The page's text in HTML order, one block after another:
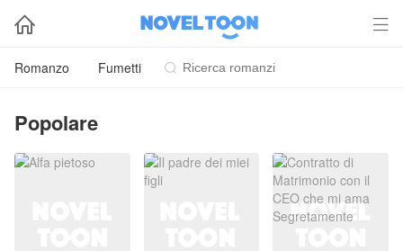
 
Romanzo Fumetti 
Popolare